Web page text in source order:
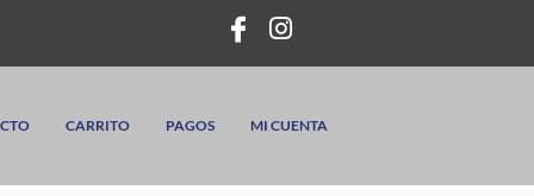
CARRITO PAGOS MI CUENTA